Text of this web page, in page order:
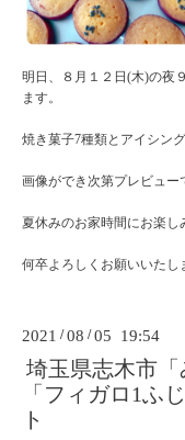
明日、８月１２日(木)の夜
ます。
焼き菓子7種類とアイシン
画像ができ次第プレビュー
夏休みのお家時間にお楽し
何卒よろしくお願いいたし
2021 /08 /05 19:54
埼玉県志木市
「フィガロ1ふ
ト